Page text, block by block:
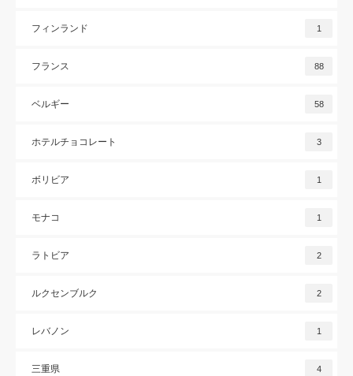
フィンランド 1
フランス 88
ベルギー 58
ホテルチョコレート 3
ボリビア 1
モナコ 1
ラトビア 2
ルクセンブルク 2
レバノン 1
三重県 4